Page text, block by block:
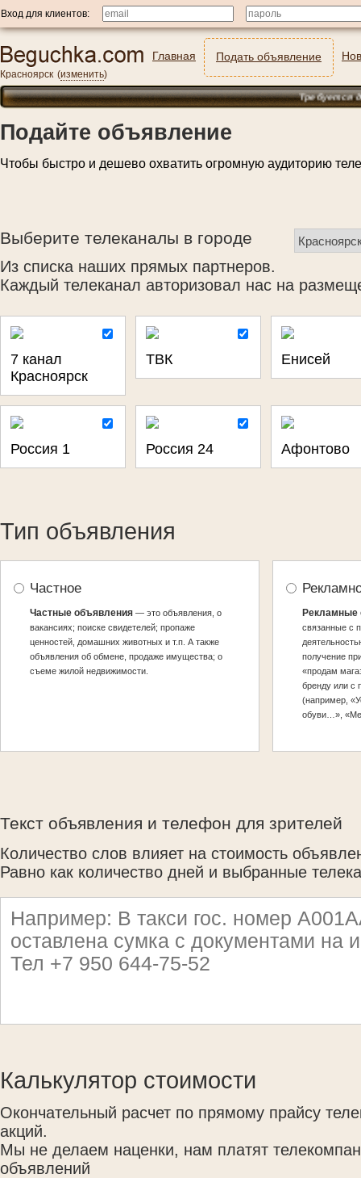
Вход для клиентов:
Красноярск (изменить)
Главная Подать объявление
Требуется
Подайте объявление
Чтобы быстро и дешево охватить огромную аудиторию
Выберите телеканалы в городе
Из списка наших прямых партнеров.
Каждый телеканал авторизовал нас на
7 канал
Красноярск
ТВК Енисей
Россия 1 Россия 24 Афонтово
Тип объявления
Частное
Частные объявления — это объявления, о
вакансиях; поиске свидетелей; пропаже
ценностей, домашних животных и т.п. А также
объявления об обмене, продаже имущества; о
съеме жилой недвижимости.
Рекламные
связанные с
получение
«продам
бренду или с
(например,
обуви…»,
Текст объявления и телефон для зрителей
Количество слов влияет на стоимость
Равно как количество дней и выбранные
Калькулятор стоимости
Окончательный расчет по прямому прайсу
акций.
Мы не делаем наценки, нам платят
объявлений